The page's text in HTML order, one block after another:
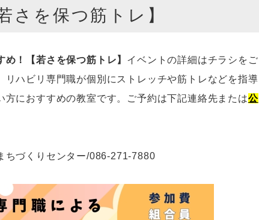
さを保つ筋トレ】
！【若さを保つ筋トレ】 イベントの詳細はチラシをご
ハビリ専門職が個別にストレッチや筋トレなどを指導
方におすすめの教室です。ご予約は下記連絡先または公
ちづくりセンター/086-271-7880